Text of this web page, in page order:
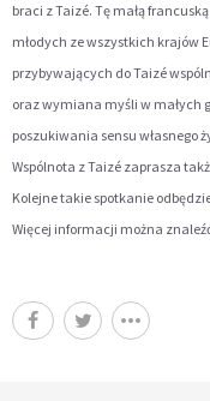
braci z Taizé. Tę małą
młodych ze wszystkich krajów
przybywających do Taizé
oraz wymiana myśli w małych
poszukiwania sensu własnego
Wspólnota z Taizé zaprasza
Kolejne takie spotkanie
Więcej informacji można